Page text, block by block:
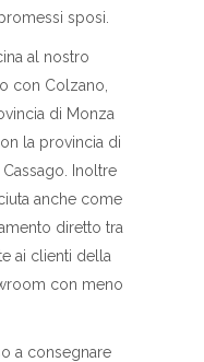
sposi.
al nostro
con Colzano,
di Monza
la provincia di
Inoltre
anche come
diretto tra
ai clienti della
con meno
a consegnare